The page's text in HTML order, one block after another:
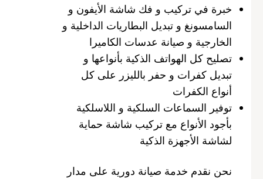
خبرة في تركيب و فك شاشة الأيفون و
السامسونغ و تبديل البطاريات الداخلية و
الخارجية و صيانة عدسات الكاميرا
تصليح كل الهواتف الذكية بأنواعها و
تبديل كفرات و حفر بالليزر على كل
أنواع الكفرات
توفير السماعات السلكية و اللاسلكية
بأجود الأنواع مع تركيب شاشة حماية
لشاشة الأجهزة الذكية
نحن نقدم خدمة صيانة دورية على مدار